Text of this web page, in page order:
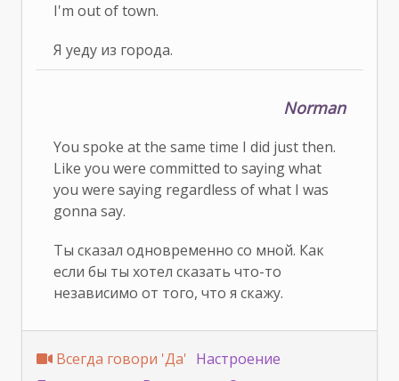
I'm out of town.
Я уеду из города.
Norman
You spoke at the same time I did just then.
Like you were committed to saying what
you were saying regardless of what I was
gonna say.
Ты сказал одновременно со мной. Как
если бы ты хотел сказать что-то
независимо от того, что я скажу.
Всегда говори 'Да' Настроение